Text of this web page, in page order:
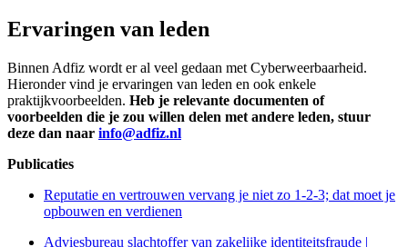
Ervaringen van leden
Binnen Adfiz wordt er al veel gedaan met Cyberweerbaarheid.
Hieronder vind je ervaringen van leden en ook enkele
praktijkvoorbeelden. Heb je relevante documenten of
voorbeelden die je zou willen delen met andere leden, stuur
deze dan naar info@adfiz.nl
Publicaties
Reputatie en vertrouwen vervang je niet zo 1-2-3; dat moet je
opbouwen en verdienen
Adviesbureau slachtoffer van zakelijke identiteitsfraude |